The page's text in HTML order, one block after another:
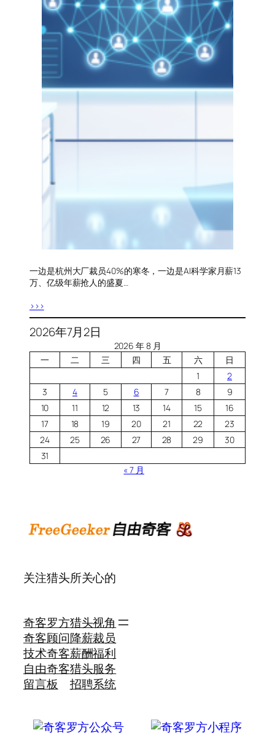
一边是杭州大厂裁员40%的寒冬，一边是AI科学家月薪13
万、亿级年薪抢人的盛夏…
>>>
2026年7月2日
2026 年 8 月
一
二 三 四 五 六
日
1
2
3
4 5 6 7 8
9
10
11 12 13 14 15
16
17
18 19 20 21 22
23
24
25 26 27 28 29
30
31
« 7 月
关注猎头所关心的
奇客罗方
奇客顾问
技术奇客
自由奇客
留言板
猎头视角
降薪裁员
薪酬福利
猎头服务
招聘系统